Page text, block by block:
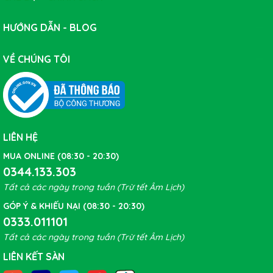
Bước 2: Xác định vị trí phù hợp cho chân chống
Đặt xe đạp của bạn vào một giá đỡ, quỳ xuống bên
cạnh nó hoặc lật nó lên và đặt nó trên yên và xem xét vị
trí của chân chống.
Khi vào đúng vị trí, chân chống phải đủ thấp trên khung
để hỗ trợ xe đạp khi nó được mở ra, nhưng nó không
được cản trở hoặc cọ xát vào bánh sau hoặc lốp xe.
HƯỚNG DẪN - BLOG
VỀ CHÚNG TÔI
LIÊN HỆ
MUA ONLINE (08:30 - 20:30)
0344.133.303
Tất cả các ngày trong tuần (Trừ tết Âm Lịch)
GÓP Ý & KHIẾU NẠI (08:30 - 20:30)
0333.011101
Tất cả các ngày trong tuần (Trừ tết Âm Lịch)
LIÊN KẾT SÀN